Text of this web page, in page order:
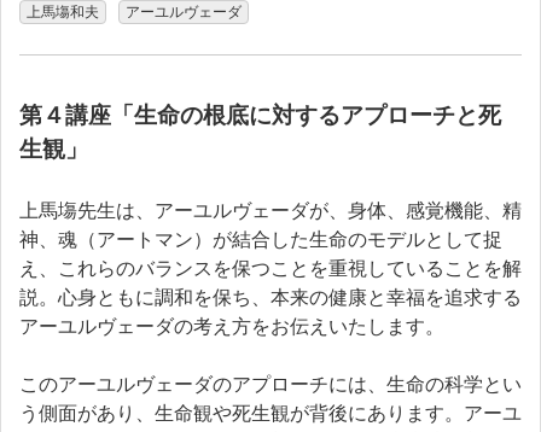
上馬塲和夫 アーユルヴェーダ
第４講座「生命の根底に対するアプローチと死
生観」
上馬塲先生は、アーユルヴェーダが、身体、感覚機能、精
神、魂（アートマン）が結合した生命のモデルとして捉
え、これらのバランスを保つことを重視していることを解
説。心身ともに調和を保ち、本来の健康と幸福を追求する
アーユルヴェーダの考え方をお伝えいたします。
このアーユルヴェーダのアプローチには、生命の科学とい
う側面があり、生命観や死生観が背後にあります。アーユ